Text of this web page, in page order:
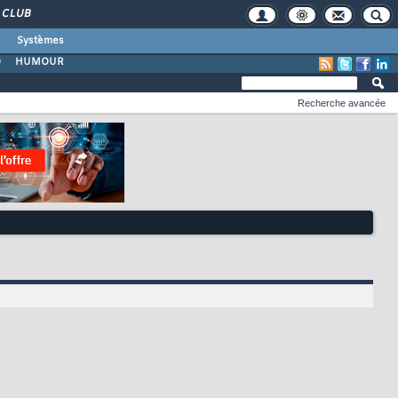
CLUB
Systèmes
HUMOUR
Recherche avancée